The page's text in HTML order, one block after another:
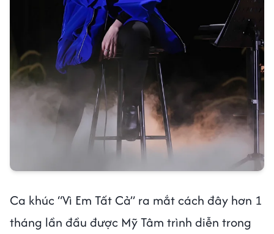
Ca khúc “Vì Em Tất Cả” ra mắt cách đây hơn 1
tháng lần đầu được Mỹ Tâm trình diễn trong